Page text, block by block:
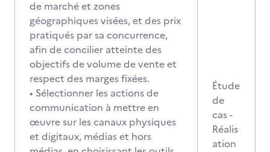
de marché et zones
géographiques visées, et des prix
pratiqués par sa concurrence,
afin de concilier atteinte des
objectifs de volume de vente et
respect des marges fixées.
• Sélectionner les actions de
communication à mettre en
œuvre sur les canaux physiques
et digitaux, médias et hors
Étude
de
cas -
Réalis
ation